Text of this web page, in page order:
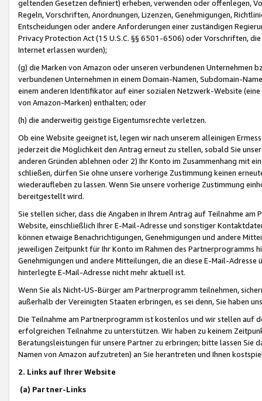
geltenden Gesetzen definiert) erheben, verwenden oder offenlegen,
Regeln, Vorschriften, Anordnungen, Lizenzen, Genehmigungen,
Entscheidungen oder andere Anforderungen einer zuständigen
Privacy Protection Act (15 U.S.C. §§ 6501-6506) oder Vorschriften,
Internet erlassen wurden);
(g) die Marken von Amazon oder unseren verbundenen Unternehmen
verbundenen Unternehmen in einem Domain-Namen, Subdomain-
einem anderen Identifikator auf einer sozialen Netzwerk-Website
von Amazon-Marken) enthalten; oder
(h) die anderweitig geistige Eigentumsrechte verletzen.
Ob eine Website geeignet ist, legen wir nach unserem alleinigen
jederzeit die Möglichkeit den Antrag erneut zu stellen, sobald Sie
anderen Gründen ablehnen oder 2) Ihr Konto im Zusammenhang mit
schließen, dürfen Sie ohne unsere vorherige Zustimmung keinen
wiederaufleben zu lassen. Wenn Sie unsere vorherige Zustimmung
bereitgestellt wird.
Sie stellen sicher, dass die Angaben in Ihrem Antrag auf Teilnahme
Website, einschließlich Ihrer E-Mail-Adresse und sonstiger
können etwaige Benachrichtigungen, Genehmigungen und andere
jeweiligen Zeitpunkt für Ihr Konto im Rahmen des Partnerprogramms
Genehmigungen und andere Mitteilungen, die an diese E-Mail-
hinterlegte E-Mail-Adresse nicht mehr aktuell ist.
Wenn Sie als Nicht-US-Bürger am Partnerprogramm teilnehmen,
außerhalb der Vereinigten Staaten erbringen, es sei denn, Sie haben
Die Teilnahme am Partnerprogramm ist kostenlos und wir stellen auf
erfolgreichen Teilnahme zu unterstützen. Wir haben zu keinem
Beratungsleistungen für unsere Partner zu erbringen; bitte lassen Sie
Namen von Amazon aufzutreten) an Sie herantreten und Ihnen
2. Links auf Ihrer Website
(a) Partner-Links